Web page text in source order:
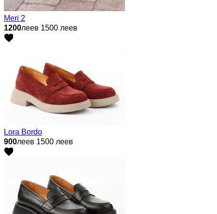
Meri 2
1200леев 1500 леев
Lora Bordo
900леев 1500 леев